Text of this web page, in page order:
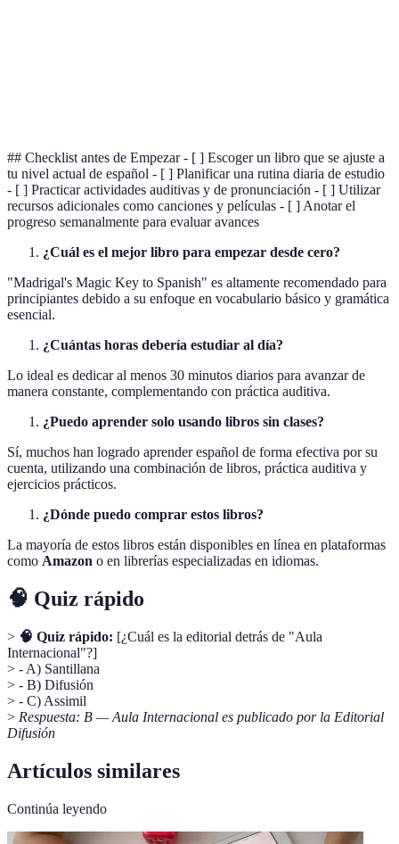
## Checklist antes de Empezar - [ ] Escoger un libro que se ajuste a
tu nivel actual de español - [ ] Planificar una rutina diaria de estudio
- [ ] Practicar actividades auditivas y de pronunciación - [ ] Utilizar
recursos adicionales como canciones y películas - [ ] Anotar el
progreso semanalmente para evaluar avances
¿Cuál es el mejor libro para empezar desde cero?
"Madrigal's Magic Key to Spanish" es altamente recomendado para
principiantes debido a su enfoque en vocabulario básico y gramática
esencial.
¿Cuántas horas debería estudiar al día?
Lo ideal es dedicar al menos 30 minutos diarios para avanzar de
manera constante, complementando con práctica auditiva.
¿Puedo aprender solo usando libros sin clases?
Sí, muchos han logrado aprender español de forma efectiva por su
cuenta, utilizando una combinación de libros, práctica auditiva y
ejercicios prácticos.
¿Dónde puedo comprar estos libros?
La mayoría de estos libros están disponibles en línea en plataformas
como Amazon o en librerías especializadas en idiomas.
🧠 Quiz rápido
> 🧠 Quiz rápido: [¿Cuál es la editorial detrás de "Aula
Internacional"?]
> - A) Santillana
> - B) Difusión
> - C) Assimil
> Respuesta: B — Aula Internacional es publicado por la Editorial
Difusión
Artículos similares
Continúa leyendo